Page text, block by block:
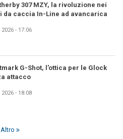
307 MZY, la rivoluzione nei
da caccia In-Line ad avancarica
- 17:06
G-Shot, l'ottica per le Glock
attacco
- 18:08
Altro